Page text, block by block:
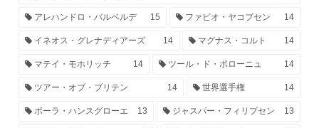
アレハンドロ・バルベルデ 15 ファビオ・ヤコブセン 14
イネオス・グレナディアーズ 14 マグナス・コルト 14
マテイ・モホリッチ 14 ツール・ド・ポローニュ 14
ツアー・オブ・ブリテン 14 世界選手権 14
ボーラ・ハンスグローエ 13 ジャスパー・フィリプセン 13